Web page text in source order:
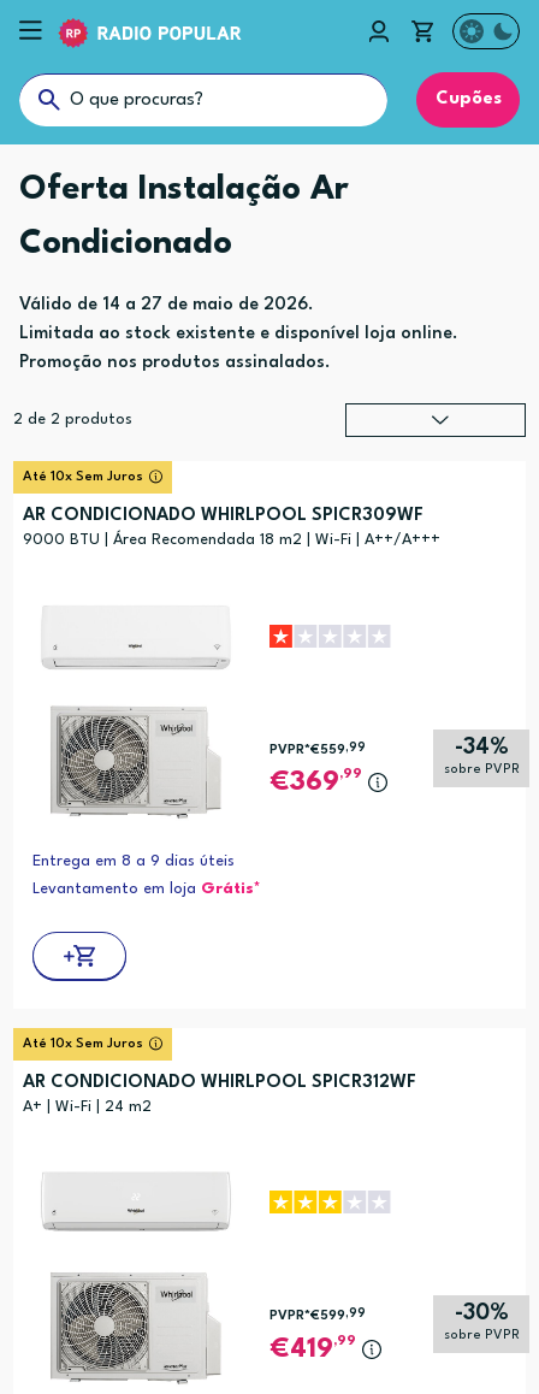
Cupões
Oferta Instalação Ar
Condicionado
Válido de 14 a 27 de maio de 2026.
Limitada ao stock existente e disponível loja online.
Promoção nos produtos assinalados.
2 de 2 produtos
Preço (mais baixo)
Até 10x Sem Juros
AR CONDICIONADO WHIRLPOOL SPICR309WF
9000 BTU | Área Recomendada 18 m2 | Wi-Fi | A++/A+++
-34%
sobre PVPR
PVPR*€559 ,99
369,99
Entrega em 8 a 9 dias úteis
Levantamento em loja Grátis*
Até 10x Sem Juros
AR CONDICIONADO WHIRLPOOL SPICR312WF
A+ | Wi-Fi | 24 m2
-30%
sobre PVPR
PVPR*€599,99
419,99